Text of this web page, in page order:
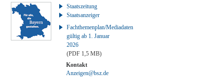
Staatszeitung
Staatsanzeiger
Fachthemenplan/Mediadaten
gültig ab 1. Januar
2026
(PDF 1,5 MB)
Kontakt
Anzeigen@bsz.de